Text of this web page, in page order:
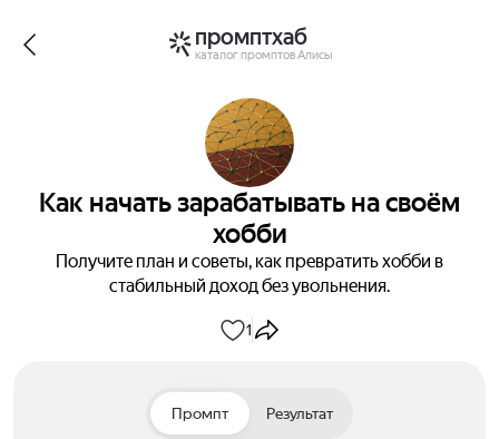
промптхаб
каталог промптов Алисы
Как начать зарабатывать на своём
хобби
Получите план и советы, как превратить хобби в
стабильный доход без увольнения.
1
Промпт Результат